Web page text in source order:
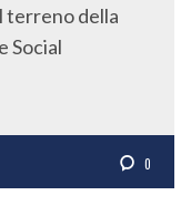
terreno della
Social
0